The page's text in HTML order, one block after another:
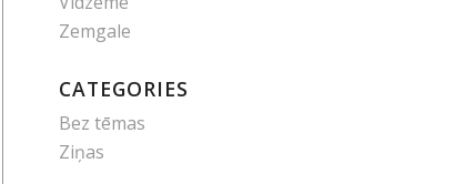
Zemgale
CATEGORIES
Bez tēmas
Ziņas